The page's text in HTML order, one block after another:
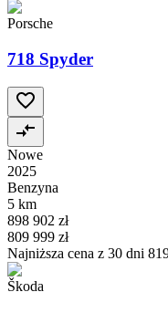
Porsche
718 Spyder
Nowe
2025
Benzyna
5 km
898 902 zł
809 999 zł
Najniższa cena z 30 dni
Škoda